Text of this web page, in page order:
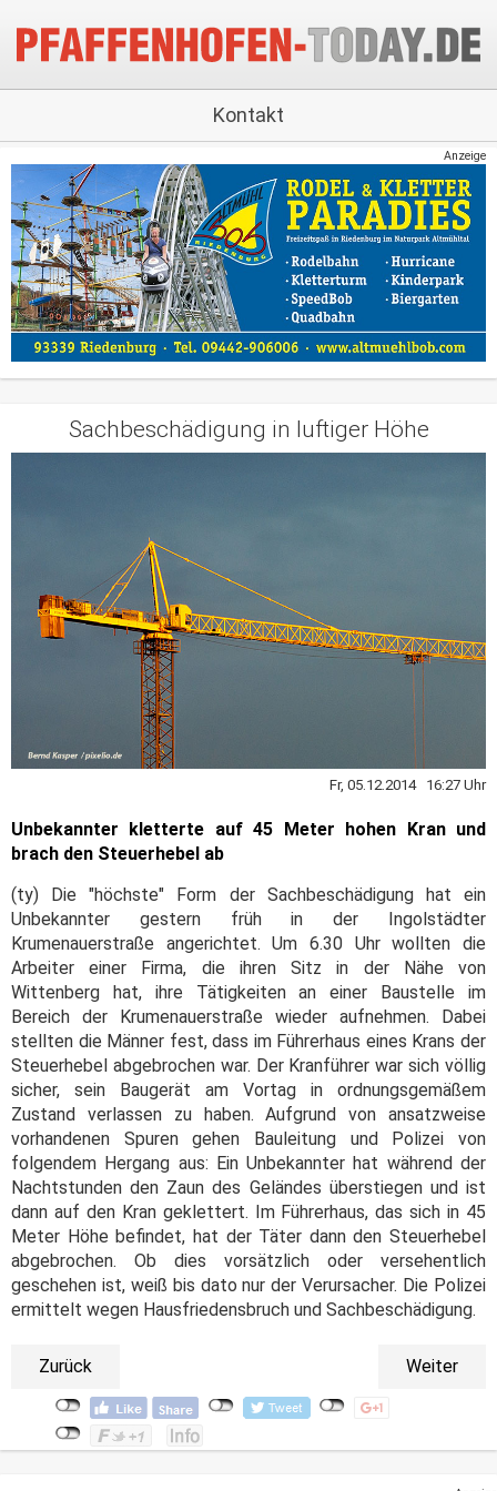
Kontakt
Anzeige
Sachbeschädigung in luftiger Höhe
Fr, 05.12.2014 16:27 Uhr
Unbekannter kletterte auf 45 Meter hohen Kran und
brach den Steuerhebel ab
(ty) Die "höchste" Form der Sachbeschädigung hat ein
Unbekannter gestern früh in der Ingolstädter
Krumenauerstraße angerichtet. Um 6.30 Uhr wollten die
Arbeiter einer Firma, die ihren Sitz in der Nähe von
Wittenberg hat, ihre Tätigkeiten an einer Baustelle im
Bereich der Krumenauerstraße wieder aufnehmen. Dabei
stellten die Männer fest, dass im Führerhaus eines Krans der
Steuerhebel abgebrochen war. Der Kranführer war sich völlig
sicher, sein Baugerät am Vortag in ordnungsgemäßem
Zustand verlassen zu haben. Aufgrund von ansatzweise
vorhandenen Spuren gehen Bauleitung und Polizei von
folgendem Hergang aus: Ein Unbekannter hat während der
Nachtstunden den Zaun des Geländes überstiegen und ist
dann auf den Kran geklettert. Im Führerhaus, das sich in 45
Meter Höhe befindet, hat der Täter dann den Steuerhebel
abgebrochen. Ob dies vorsätzlich oder versehentlich
geschehen ist, weiß bis dato nur der Verursacher. Die Polizei
ermittelt wegen Hausfriedensbruch und Sachbeschädigung.
Zurück Weiter